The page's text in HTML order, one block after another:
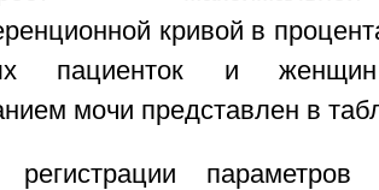
кривой в
пациенток и
мочи представлен в
параметров